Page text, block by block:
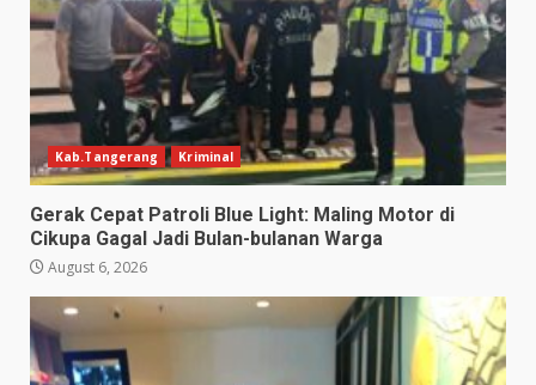
Kab.Tangerang Kriminal
Gerak Cepat Patroli Blue Light: Maling Motor di
Cikupa Gagal Jadi Bulan-bulanan Warga
August 6, 2026